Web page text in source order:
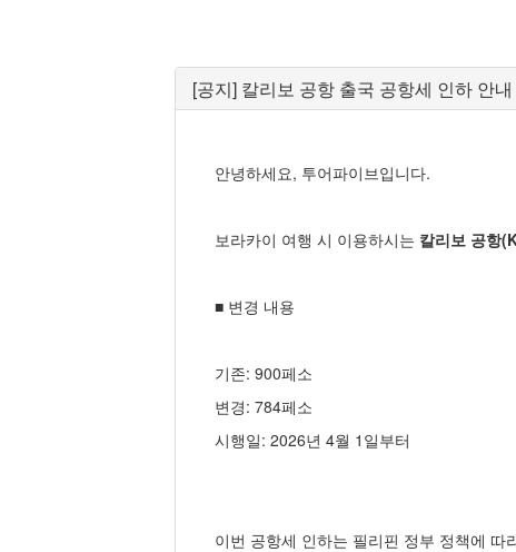
[공지] 칼리보 공항 출국 공항세 인하 안
안녕하세요, 투어파이브입니다.
보라카이 여행 시 이용하시는 칼리보 공항
■ 변경 내용
기존: 900페소
변경: 784페소
시행일: 2026년 4월 1일부터
이번 공항세 인하는 필리핀 정부 정책에 따